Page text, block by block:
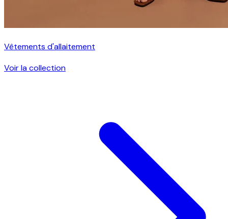
Vêtements d'allaitement
Voir la collection